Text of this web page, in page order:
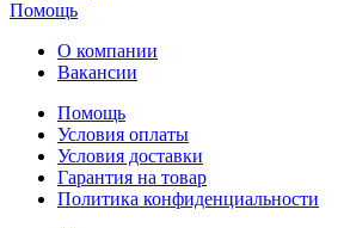
Помощь
О компании
Вакансии
Помощь
Условия оплаты
Условия доставки
Гарантия на товар
Политика конфиденциальности